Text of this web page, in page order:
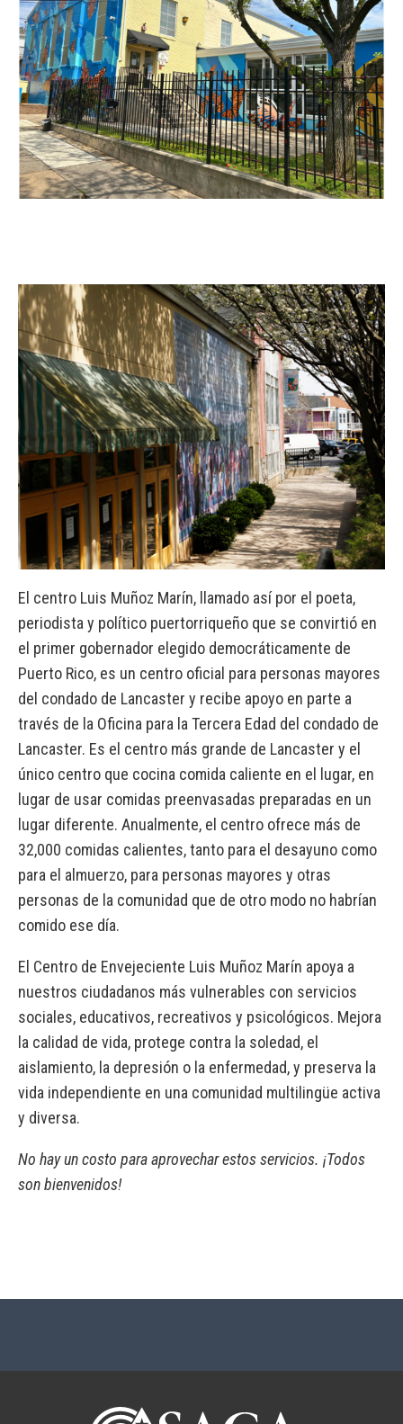
El centro Luis Muñoz Marín, llamado así por el poeta,
periodista y político puertorriqueño que se convirtió en
el primer gobernador elegido democráticamente de
Puerto Rico, es un centro oficial para personas mayores
del condado de Lancaster y recibe apoyo en parte a
través de la Oficina para la Tercera Edad del condado de
Lancaster. Es el centro más grande de Lancaster y el
único centro que cocina comida caliente en el lugar, en
lugar de usar comidas preenvasadas preparadas en un
lugar diferente. Anualmente, el centro ofrece más de
32,000 comidas calientes, tanto para el desayuno como
para el almuerzo, para personas mayores y otras
personas de la comunidad que de otro modo no habrían
comido ese día.
El Centro de Envejeciente Luis Muñoz Marín apoya a
nuestros ciudadanos más vulnerables con servicios
sociales, educativos, recreativos y psicológicos. Mejora
la calidad de vida, protege contra la soledad, el
aislamiento, la depresión o la enfermedad, y preserva la
vida independiente en una comunidad multilingüe activa
y diversa.
No hay un costo para aprovechar estos servicios. ¡Todos
son bienvenidos!